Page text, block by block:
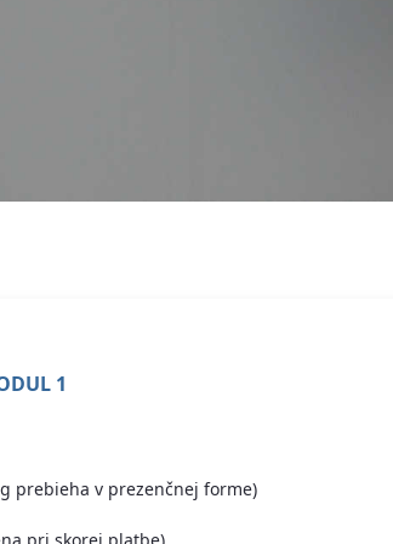
1
prebieha v prezenčnej forme)